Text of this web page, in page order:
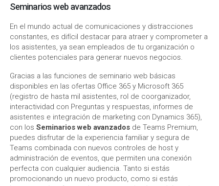
Seminarios web avanzados
En el mundo actual de comunicaciones y distracciones
constantes, es difícil destacar para atraer y comprometer a
los asistentes, ya sean empleados de tu organización o
clientes potenciales para generar nuevos negocios.
Gracias a las funciones de seminario web básicas
disponibles en las ofertas Office 365 y Microsoft 365
(registro de hasta mil asistentes, rol de coorganizador,
interactividad con Preguntas y respuestas, informes de
asistentes e integración de marketing con Dynamics 365),
con los Seminarios web avanzados de Teams Premium,
puedes disfrutar de la experiencia familiar y segura de
Teams combinada con nuevos controles de host y
administración de eventos, que permiten una conexión
perfecta con cualquier audiencia. Tanto si estás
promocionando un nuevo producto, como si estás